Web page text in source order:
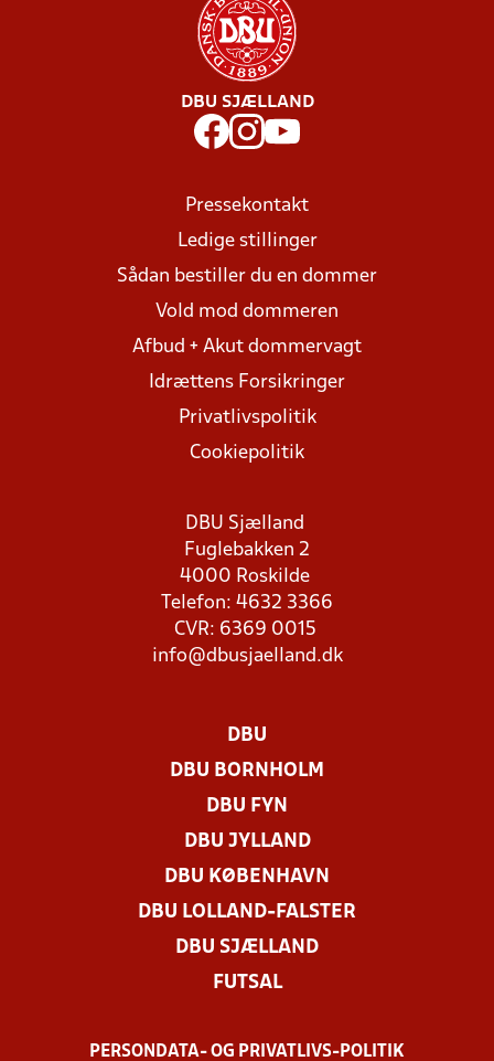
DBU SJÆLLAND
Pressekontakt
Ledige stillinger
Sådan bestiller du en dommer
Vold mod dommeren
Afbud + Akut dommervagt
Idrættens Forsikringer
Privatlivspolitik
Cookiepolitik
DBU Sjælland
Fuglebakken 2
4000 Roskilde
Telefon: 4632 3366
CVR: 6369 0015
info@dbusjaelland.dk
DBU
DBU BORNHOLM
DBU FYN
DBU JYLLAND
DBU KØBENHAVN
DBU LOLLAND-FALSTER
DBU SJÆLLAND
FUTSAL
PERSONDATA- OG PRIVATLIVS-POLITIK